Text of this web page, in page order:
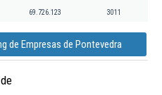
69.726.123 3011
de Empresas de Pontevedra